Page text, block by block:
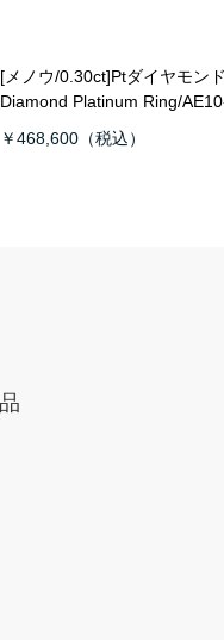
[メノウ/0.30ct]Ptダイヤモン
Diamond Platinum Ring/
￥468,600